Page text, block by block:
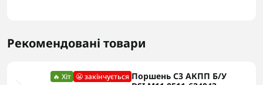
Рекомендовані товари
🔥 Хіт 😬 закінчується Поршень C3 АКПП Б/У